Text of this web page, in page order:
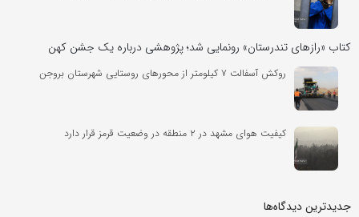
کتاب «رازهای تندرستان» رونمایی شد؛ پژوهشی درباره یک جشن کهن
روکش آسفالت ۷ کیلومتر از محورهای روستایی شهرستان بروجن
کیفیت هوای مشهد در ۲ منطقه در وضعیت قرمز قرار دارد
جدیدترین دیدگاه‌‌ها